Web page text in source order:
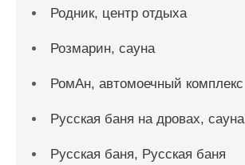
Родник, центр отдыха
Розмарин, сауна
РомАн, автомоечный комплекс
Русская баня на дровах, сауна
Русская баня, Русская баня